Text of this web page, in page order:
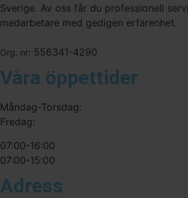
Sverige. Av oss får du professionell
medarbetare med gedigen erfarenhet.
Org. nr: 556341-4290
Våra öppettider
Måndag-Torsdag:
Fredag:
07:00-16:00
07:00-15:00
Adress